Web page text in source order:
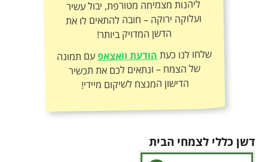
הדשן המדויק ביותר!
שלחו לנו כעתהודעת וואצאפעם תמונה
של הצמח – ונתאים לכם את תכשיר
הדישון המנצח לשיקום מיידי!
דשן כללי לצמחי הבית